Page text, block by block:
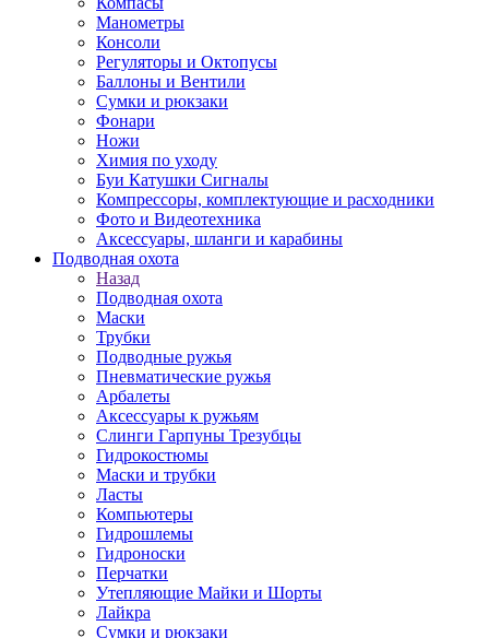
Манометры
Консоли
Регуляторы и Октопусы
Баллоны и Вентили
Сумки и рюкзаки
Фонари
Ножи
Химия по уходу
Буи Катушки Сигналы
Компрессоры, комплектующие и расходники
Фото и Видеотехника
Аксессуары, шланги и карабины
Подводная охота
Назад
Подводная охота
Маски
Трубки
Подводные ружья
Пневматические ружья
Арбалеты
Аксессуары к ружьям
Слинги Гарпуны Трезубцы
Гидрокостюмы
Маски и трубки
Ласты
Компьютеры
Гидрошлемы
Гидроноски
Перчатки
Утепляющие Майки и Шорты
Лайкра
Сумки и рюкзаки